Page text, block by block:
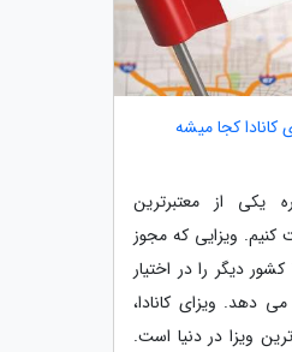
کانادا کجا میشه
یکی از معتبرترین
کنیم. ویزایی که مجوز
ورود به بیش از 10 کشور دیگر را در اختیار
دهد. ویزای کانادا،
ویزا در دنیا است.